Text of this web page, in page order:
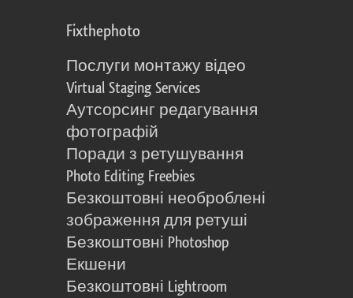
Fixthephoto
Послуги монтажу відео
Virtual Staging Services
Аутсорсинг редагування
фотографій
Поради з ретушування
Photo Editing Freebies
Безкоштовні необроблені
зображення для ретуші
Безкоштовні Photoshop
Екшени
Безкоштовні Lightroom